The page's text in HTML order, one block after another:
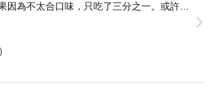
因為不太合口味，只吃了三分之一。或許該